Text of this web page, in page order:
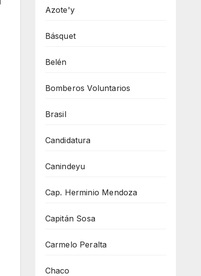
Azote'y
Básquet
Belén
Bomberos Voluntarios
Brasil
Candidatura
Canindeyu
Cap. Herminio Mendoza
Capitán Sosa
Carmelo Peralta
Chaco